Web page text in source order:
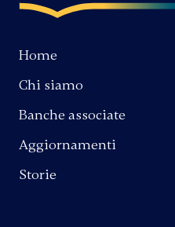
Home
Chi siamo
Banche associate
Aggiornamenti
Storie